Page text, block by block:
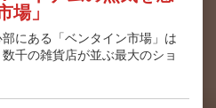
場」
にある「ベンタイン市場」は
千の雑貨店が並ぶ最大のショ